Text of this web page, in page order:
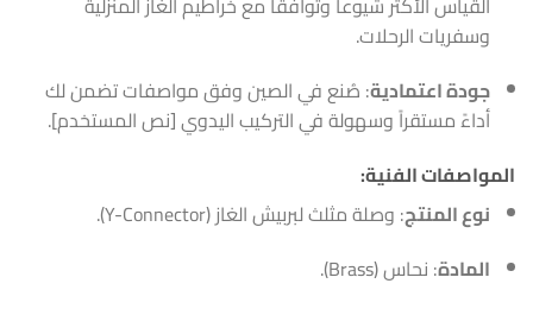
وسفريات الرحلات.
جودة اعتمادية: صُنع في الصين وفق مواصفات تضمن لك
أداءً مستقراً وسهولة في التركيب اليدوي [نص المستخدم].
المواصفات الفنية:
نوع المنتج: وصلة مثلث لبربيش الغاز (Y-Connector).
المادة: نحاس (Brass).